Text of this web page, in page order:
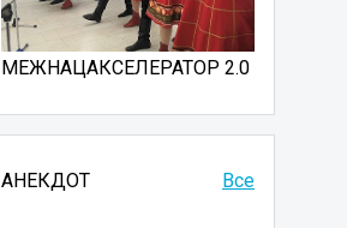
МЕЖНАЦАКСЕЛЕРАТОР 2.0
АНЕКДОТ Все